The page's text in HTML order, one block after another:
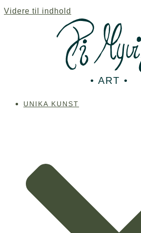
Videre til indhold
• ART •
UNIKA KUNST